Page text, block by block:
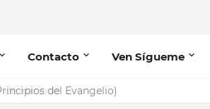
Contacto Ven Sígueme
del Evangelio)